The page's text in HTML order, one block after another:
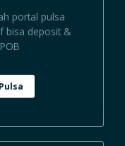
portal pulsa
bisa deposit &